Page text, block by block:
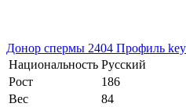
Донор спермы 2404 Профиль
Национальность Русский
Рост
186
Вес
84